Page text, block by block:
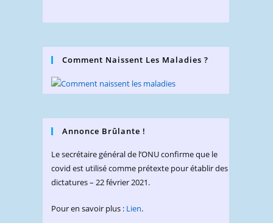
Comment Naissent Les Maladies ?
Annonce Brûlante !
Le secrétaire général de l’ONU confirme que le
covid est utilisé comme prétexte pour établir des
dictatures – 22 février 2021.
Pour en savoir plus : Lien.